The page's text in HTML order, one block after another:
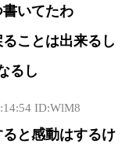
いてたわ
ことは出来るし
るし
ID:WlM8
と感動はするけ